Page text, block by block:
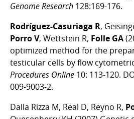
Genome Research 128:169-176.
Rodríguez-Casuriaga R,
Porro V, Wettstein R, Folle GA
optimized method for the
testicular cells by flow
Procedures Online 10: 113-120.
009-9003-2.
Dalla Rizza M, Real D, Reyno R,